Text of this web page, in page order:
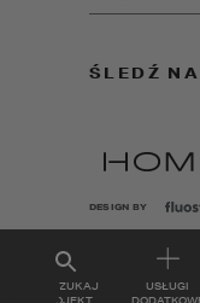
WYSZUKAJ
USŁUGI
ŚLEDŹ
DESIGN BY